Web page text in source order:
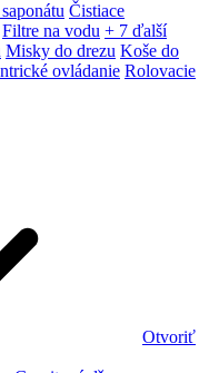
Čistiace
Filtre na vodu + 7 ďalší
Misky do drezu Koše do
ovládanie Rolovacie
Otvoriť